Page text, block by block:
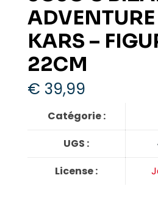
KARS –
22CM
€ 39,99
Catégorie :
UGS :
License :